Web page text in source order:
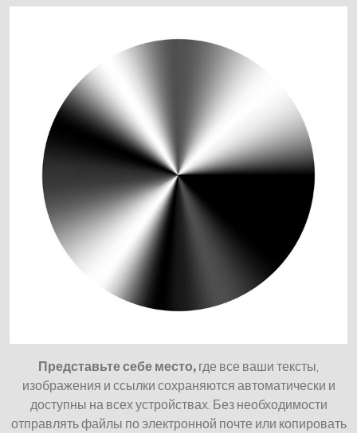
Представьте себе место, где все ваши тексты,
изображения и ссылки сохраняются автоматически и
доступны на всех устройствах. Без необходимости
отправлять файлы по электронной почте или копировать